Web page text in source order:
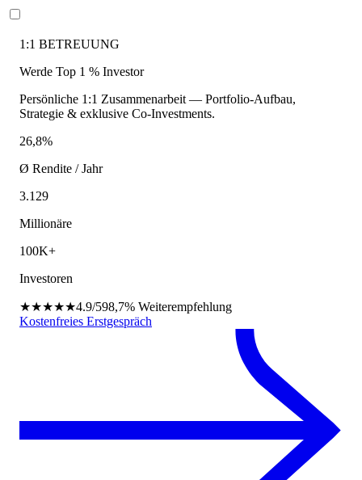
1:1 BETREUUNG
Werde Top 1 % Investor
Persönliche 1:1 Zusammenarbeit — Portfolio-Aufbau,
Strategie & exklusive Co-Investments.
26,8%
Ø Rendite / Jahr
3.129
Millionäre
100K+
Investoren
★★★★★4.9/598,7% Weiterempfehlung
Kostenfreies Erstgespräch